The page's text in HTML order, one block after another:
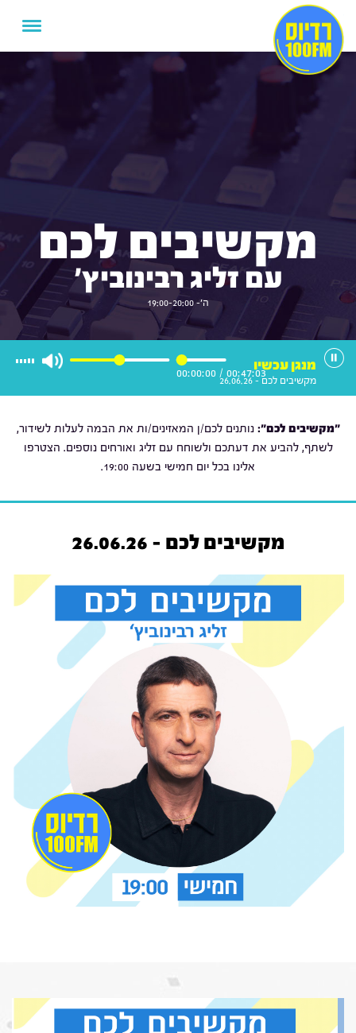
מקשיבים לכם
עם זליג רבינוביץ'
ה'- 19:00-20:00
00:47:03
/
00:00:00
מנגן עכשיו
מקשיבים לכם - 26.06.26
"מקשיבים לכם": נותנים לכם/ן המאזינים/ות את הבמה לעלות לשידור,
לשתף, להביע את דעתכם ולשוחח עם זליג ואורחים נוספים. הצטרפו
אלינו בכל יום חמישי בשעה 19:00.
מקשיבים לכם - 26.06.26